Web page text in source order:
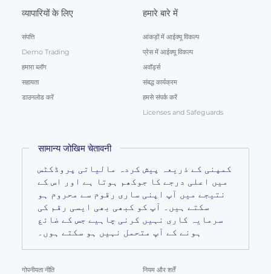
व्यापारियों के लिए
संपत्ति
Demo Trading
हमारा ब्लॉग
सहायता
डाउनलोड करें
हमारे बारे में
आंकड़ों में आईक्यू विकल्प
प्रेस में आईक्यू विकल्प
अवॉर्ड्स
संबद्ध कार्यक्रम
हमसे संपर्क करें
Licenses and Safeguards
सामान्य जोखिम चेतावनी
کمپنی کے ذریعہ پیش کردہ مالیاتی پروڈکٹس
میں اعلی درجے کا جوکھم ہوتا ہے اور اس کے
نتیجے میں آپ اپنی ساری رقوم سے محروم ہو
سکتے ہیں۔ آپ کو کبھی بھی ایسی رقم کی
سرمایہ کاری نہیں کرنی چاہیے جس کے ضائع
ہونے کے آپ متحمل نہیں ہو سکتے ہوں۔
गोपनीयता नीति नियम और शर्तें